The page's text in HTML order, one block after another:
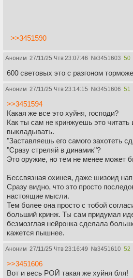
>>3451590
Аноним 27/11/25 Чтв 23:07:46 №3451603 50
600 световых это с разгоном
Аноним 27/11/25 Чтв 23:14:15 №3451606 51
>>3451594
Какая же все это хуйня, господи?
Как ты сам не кринжуешь это читать
выкладывать.
"Заставляешь его самого захотеть
"Сразу стреляй в динамик"?
Это оружие, но тем не менее может
Бессвязная охинея, даже шизоид
Сразу видно, что это просто
настоящие мысли.
Тем более она просто с тобой
больший кринж. Ты сам придумал
безмозглая нейронка сделала
кажется пышнее.
Аноним 27/11/25 Чтв 23:16:49 №3451610 52
>>3451606
Вот и весь РОЙ такая же хуйня бля!